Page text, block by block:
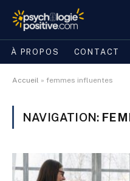
À PROPOS CONTACT
Accueil » femmes influentes
NAVIGATION: